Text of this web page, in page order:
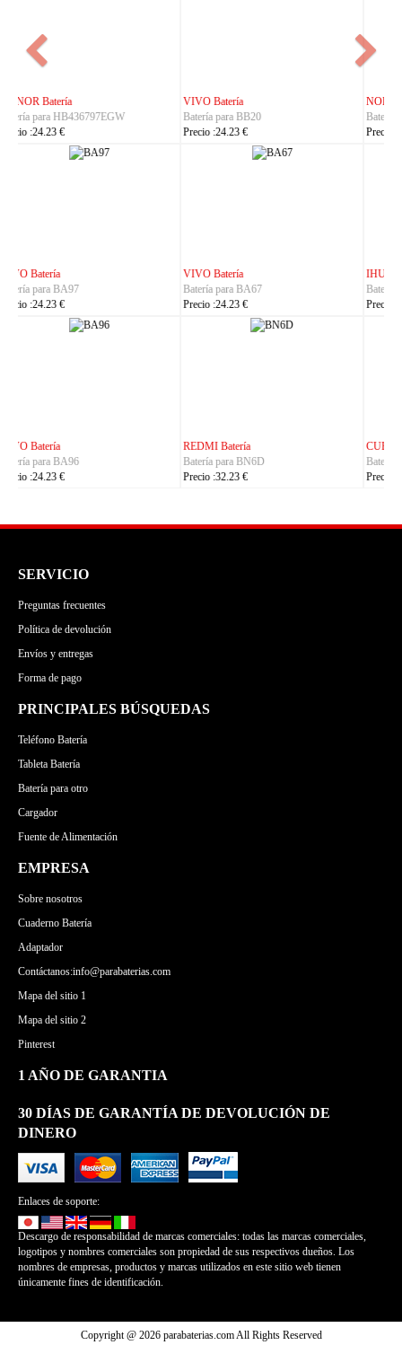
NOKIA Batería
Batería para BL-25AA
Precio :23.23 €
ASUS Batería
Batería para C21P2401
Precio :37.23 €
IHUNT Batería
Batería para Titan-P13000
Precio :30.23 €
HUACE Batería
Batería para LT60
Precio :42.23 €
CUBOT Batería
Batería para C35
Precio :24.23 €
PHILIPS Batería
Batería para S7105
Precio :24.23 €
SERVICIO
Preguntas frecuentes
Política de devolución
Envíos y entregas
Forma de pago
PRINCIPALES BÚSQUEDAS
Teléfono Batería
Tableta Batería
Batería para otro
Cargador
Fuente de Alimentación
EMPRESA
Sobre nosotros
Cuaderno Batería
Adaptador
Contáctanos:info@parabaterias.com
Mapa del sitio 1
Mapa del sitio 2
Pinterest
1 AÑO DE GARANTIA
30 DÍAS DE GARANTÍA DE DEVOLUCIÓN DE
DINERO
Enlaces de soporte:
Descargo de responsabilidad de marcas comerciales: todas las marcas comerciales,
logotipos y nombres comerciales son propiedad de sus respectivos dueños. Los
nombres de empresas, productos y marcas utilizados en este sitio web tienen
únicamente fines de identificación.
Copyright @ 2026 parabaterias.com All Rights Reserved